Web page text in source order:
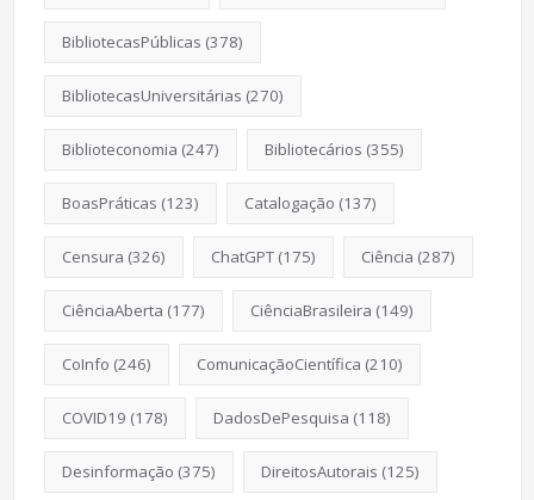
BibliotecasPúblicas (378)
BibliotecasUniversitárias (270)
Biblioteconomia (247) Bibliotecários (355)
BoasPráticas (123) Catalogação (137)
Censura (326) ChatGPT(175) Ciência (287)
CiênciaAberta (177) CiênciaBrasileira (149)
CoInfo (246) ComunicaçãoCientífica (210)
COVID19 (178) DadosDePesquisa (118)
Desinformação (375) DireitosAutorais (125)